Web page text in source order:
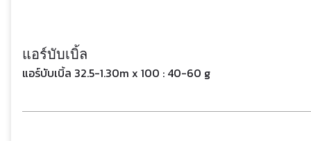
แอร์บับเบิ้ล
แอร์บับเบิ้ล 32.5-1.30m x 100 : 40-60 g